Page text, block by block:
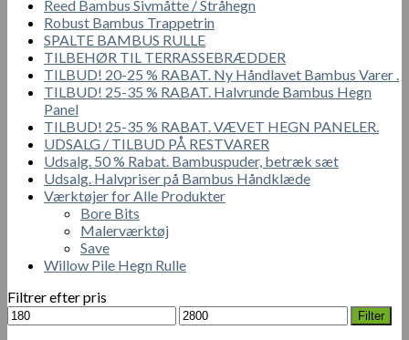
Reed Bambus Sivmåtte / Stråhegn
Robust Bambus Trappetrin
SPALTE BAMBUS RULLE
TILBEHØR TIL TERRASSEBRÆDDER
TILBUD! 20-25 % RABAT. Ny Håndlavet Bambus Varer .
TILBUD! 25-35 % RABAT. Halvrunde Bambus Hegn
Panel
TILBUD! 25-35 % RABAT. VÆVET HEGN PANELER.
UDSALG / TILBUD PÅ RESTVARER
Udsalg. 50 % Rabat. Bambuspuder, betræk sæt
Udsalg. Halvpriser på Bambus Håndklæde
Værktøjer for Alle Produkter
Bore Bits
Malerværktøj
Save
Willow Pile Hegn Rulle
Filtrer efter pris
Mindste
pris
Højeste
pris
Filter